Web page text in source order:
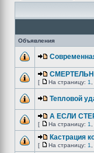
Объявления
[ На страницу: 1
Тепловой
А ЕСЛИ
[ На страницу: 1
Кастрация
[ На страницу: 1